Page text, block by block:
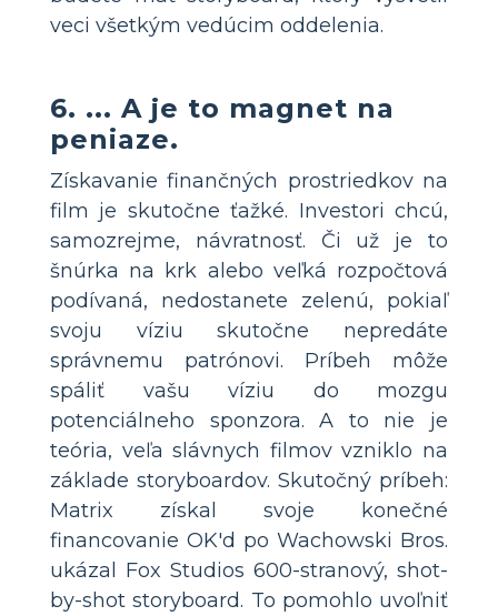
veci všetkým vedúcim oddelenia.
6. ... A je to magnet na
peniaze.
Získavanie finančných prostriedkov na
film je skutočne ťažké. Investori chcú,
samozrejme, návratnosť. Či už je to
šnúrka na krk alebo veľká rozpočtová
podívaná, nedostanete zelenú, pokiaľ
svoju víziu skutočne nepredáte
správnemu patrónovi. Príbeh môže
spáliť vašu víziu do mozgu
potenciálneho sponzora. A to nie je
teória, veľa slávnych filmov vzniklo na
základe storyboardov. Skutočný príbeh:
Matrix získal svoje konečné
financovanie OK'd po Wachowski Bros.
ukázal Fox Studios 600-stranový, shot-
by-shot storyboard. To pomohlo uvoľniť